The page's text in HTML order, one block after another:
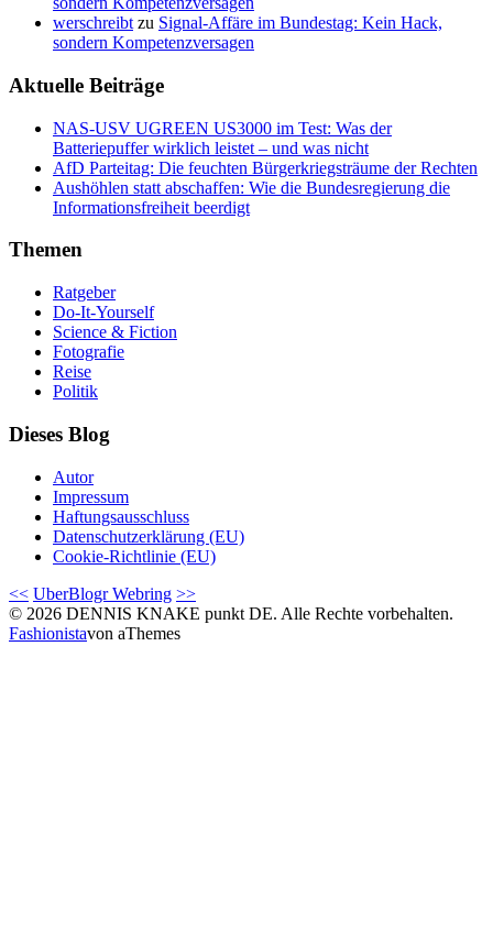
werschreibt zu Signal-Affäre im Bundestag: Kein Hack,
sondern Kompetenzversagen
Aktuelle Beiträge
NAS-USV UGREEN US3000 im Test: Was der
Batteriepuffer wirklich leistet – und was nicht
AfD Parteitag: Die feuchten Bürgerkriegsträume der Rechten
Aushöhlen statt abschaffen: Wie die Bundesregierung die
Informationsfreiheit beerdigt
Themen
Ratgeber
Do-It-Yourself
Science & Fiction
Fotografie
Reise
Politik
Dieses Blog
Autor
Impressum
Haftungsausschluss
Datenschutzerklärung (EU)
Cookie-Richtlinie (EU)
<< UberBlogr Webring >>
© 2026 DENNIS KNAKE punkt DE. Alle Rechte vorbehalten.
Fashionistavon aThemes